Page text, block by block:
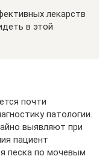
лекарств
в этой
почти
патологии.
выявляют при
пациент
песка по мочевым